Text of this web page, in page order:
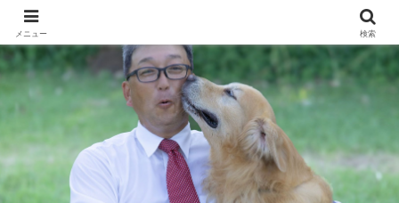
メニュー 検索